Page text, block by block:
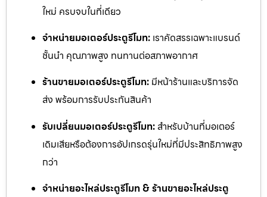
ใหม่ ครบจบในที่เดียว
จำหน่ายมอเตอร์ประตูรีโมท: เราคัดสรรเฉพาะแบรนด์
ชั้นนำ คุณภาพสูง ทนทานต่อสภาพอากาศ
ร้านขายมอเตอร์ประตูรีโมท: มีหน้าร้านและบริการจัด
ส่ง พร้อมการรับประกันสินค้า
รับเปลี่ยนมอเตอร์ประตูรีโมท: สำหรับบ้านที่มอเตอร์
เดิมเสียหรือต้องการอัปเกรดรุ่นใหม่ที่มีประสิทธิภาพสูง
กว่า
จำหน่ายอะไหล่ประตูรีโมท & ร้านขายอะไหล่ประตู